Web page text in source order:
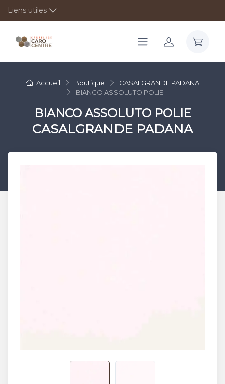
Liens utiles
Accueil Boutique
CASALGRANDE PADANA
BIANCO ASSOLUTO POLIE
BIANCO ASSOLUTO POLIE
CASALGRANDE PADANA